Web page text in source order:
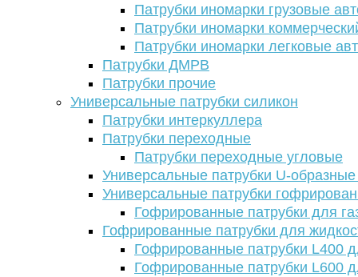
Патрубки иномарки грузовые
Патрубки иномарки
Патрубки иномарки легковые
Патрубки ДМРВ
Патрубки прочие
Универсальные патрубки силикон
Патрубки интеркуллера
Патрубки переходные
Патрубки переходные угловые
Универсальные патрубки U-
Универсальные патрубки
Гофрированные патрубки для
Гофрированные патрубки для
Гофрированные патрубки L400
Гофрированные патрубки L600